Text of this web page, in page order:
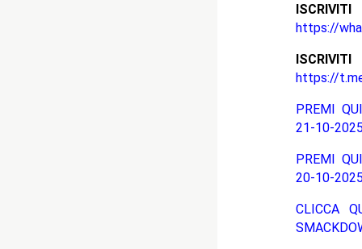
https://
https://
PREMI
21-10-
PREMI
20-10-
CLICCA